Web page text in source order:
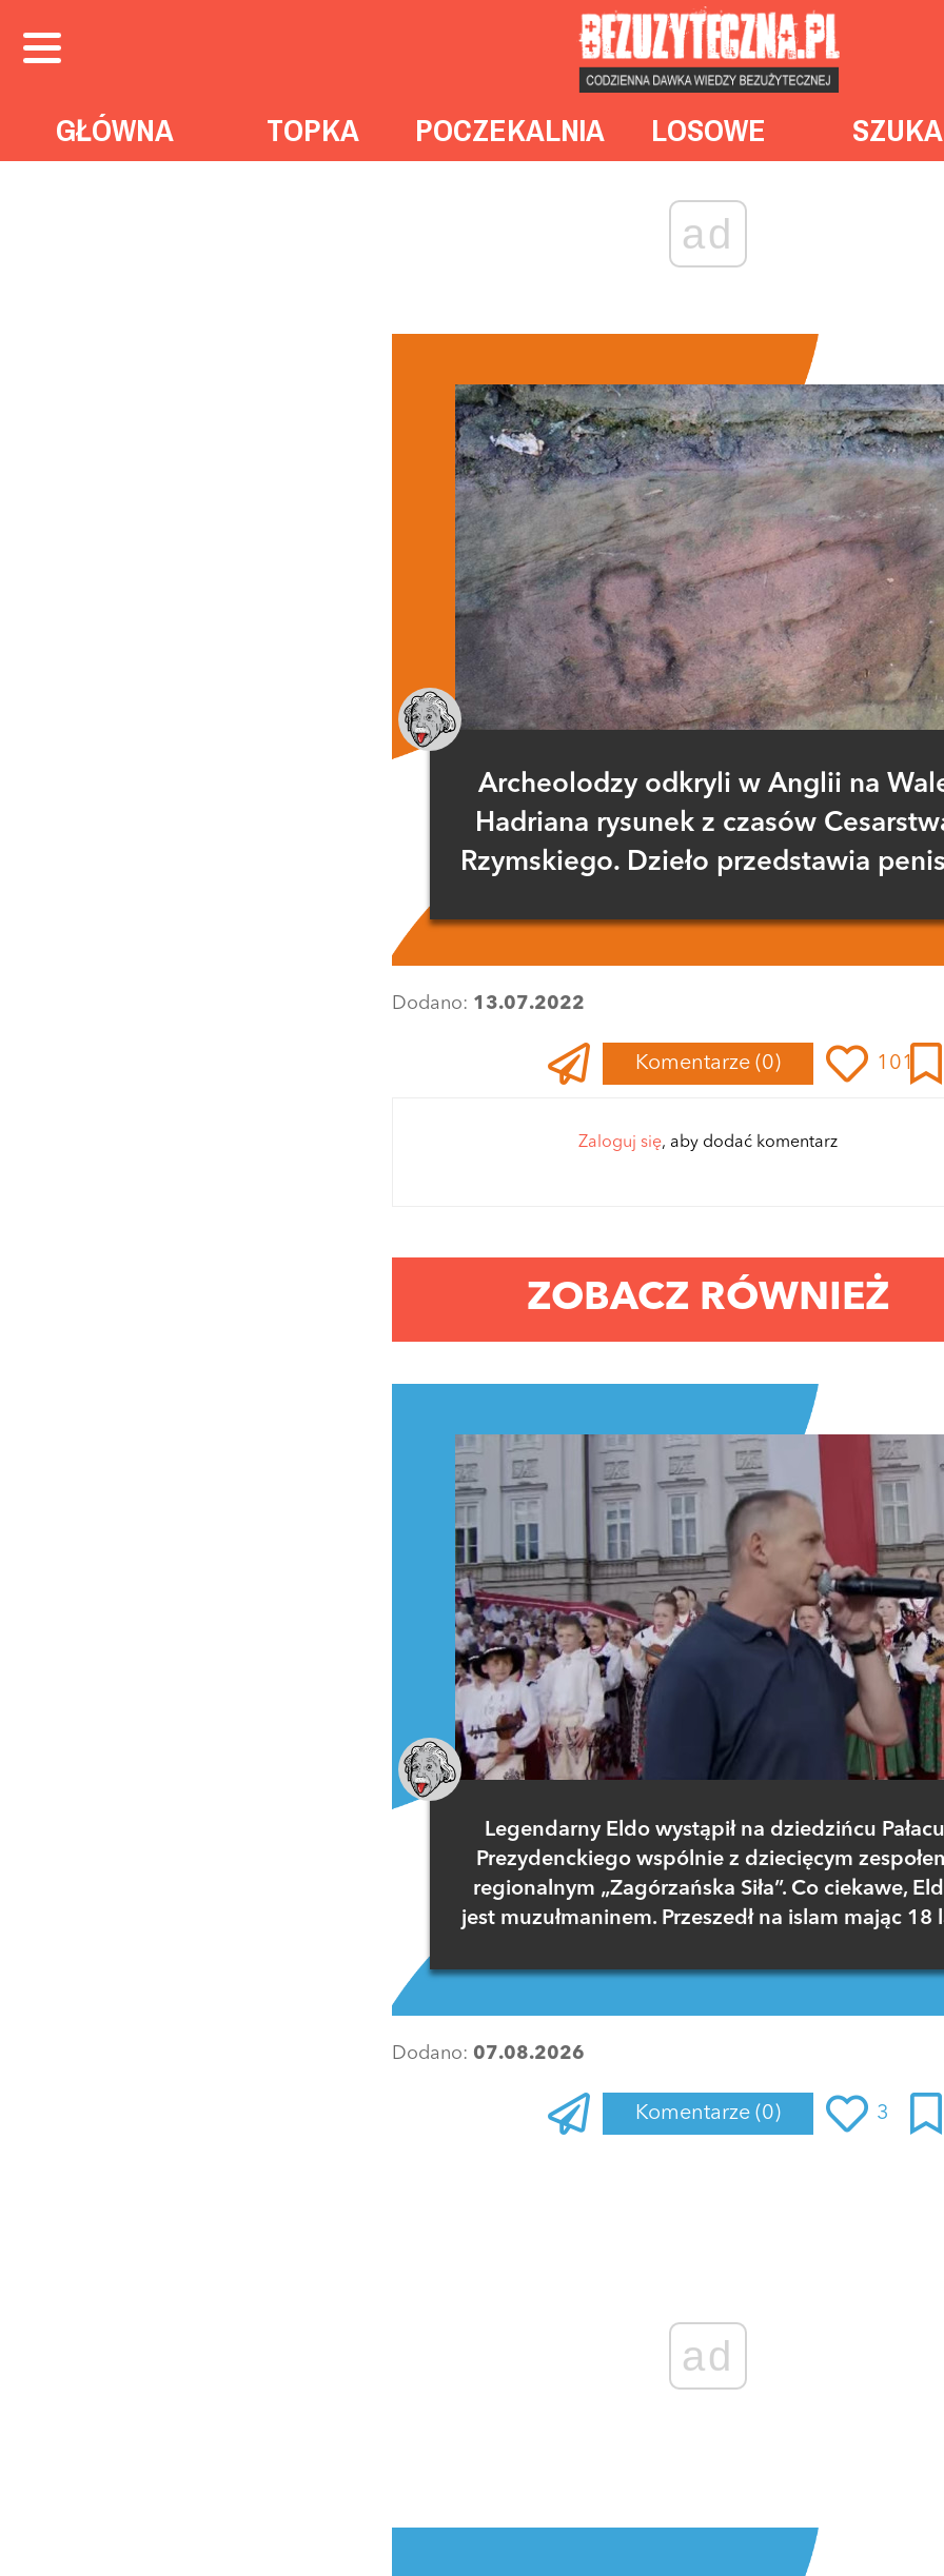
GŁÓWNA TOPKA POCZEKALNIA LOSOWE
ad
Archeolodzy odkryli w Anglii na
Hadriana rysunek z czasów
Rzymskiego. Dzieło przedstawia
Dodano: 13.07.2022
Komentarze (0) 101
Zaloguj się, aby dodać komentarz
ZOBACZ RÓWNIEŻ
Legendarny Eldo wystąpił na dziedzińcu Pałacu
Prezydenckiego wspólnie z dziecięcym
regionalnym „Zagórzańska Siła”. Co ciekawe,
jest muzułmaninem. Przeszedł na islam mając 18
Dodano: 07.08.2026
Komentarze (0) 3
ad